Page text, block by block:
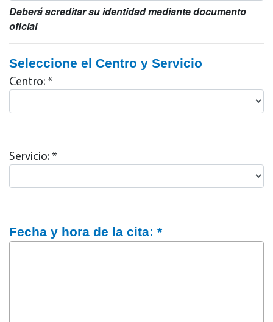
Deberá acreditar su identidad mediante documento
oficial
Seleccione el Centro y Servicio
Centro: *
Servicio: *
Fecha y hora de la cita: *